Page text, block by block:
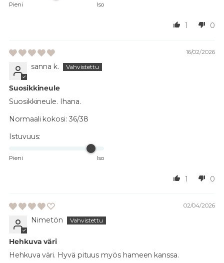
Pieni Iso
1 0
16/02/2026
sanna k.
Suosikkineule
Suosikkineule. Ihana.
Normaali kokosi: 36/38
Istuvuus:
Pieni Iso
1 0
02/04/2026
Nimetön
Hehkuva väri
Hehkuva väri. Hyvä pituus myös hameen kanssa.